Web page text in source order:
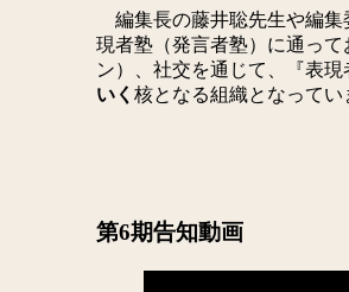
編集長の藤井聡先生や編集
現者塾（発言者塾）に通っ
ン）、社交を通じて、『表
いく 核となる組織となってい
第6期告知動画